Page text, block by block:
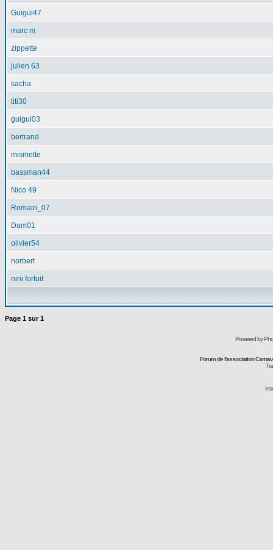
Guigui47
marc m
zippette
julien 63
sacha
titi30
guigui03
bertrand
mismette
bassman44
Nico 49
Romain_07
Dam01
olivier54
norbert
nini fortuit
Page 1 sur1
Powered by
Forum de l'association